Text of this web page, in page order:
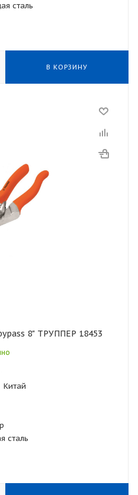
сталь
В КОРЗИНУ
8" ТРУППЕР 18453
Китай
сталь